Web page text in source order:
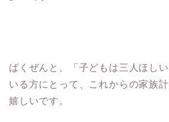
ばくぜんと、「子どもは三人ほし
いる方にとって、これからの家族
嬉しいです。